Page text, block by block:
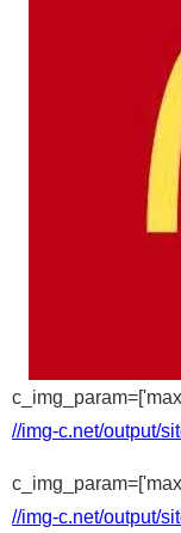
//img-c.net/output/
//img-c.net/output/